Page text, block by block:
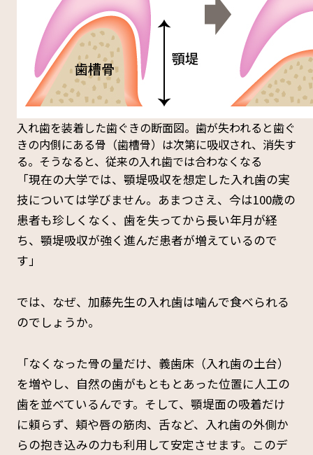
入れ歯を装着した歯ぐきの断面図。歯が失われると歯ぐ
きの内側にある骨（歯槽骨）は次第に吸収され、消失す
る。そうなると、従来の入れ歯では合わなくなる
「現在の大学では、顎堤吸収を想定した入れ歯の実
技については学びません。あまつさえ、今は100歳の
患者も珍しくなく、歯を失ってから長い年月が経
ち、顎堤吸収が強く進んだ患者が増えているので
す」
では、なぜ、加藤先生の入れ歯は噛んで食べられる
のでしょうか。
「なくなった骨の量だけ、義歯床（入れ歯の土台）
を増やし、自然の歯がもともとあった位置に人工の
歯を並べているんです。そして、顎堤面の吸着だけ
に頼らず、頬や唇の筋肉、舌など、入れ歯の外側か
らの抱き込みの力も利用して安定させます。このデ